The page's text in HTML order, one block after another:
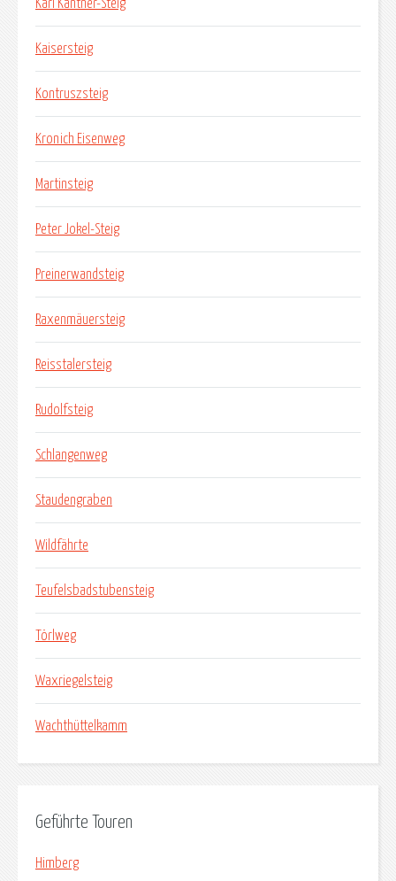
Karl Kantner-Steig
Kaisersteig
Kontruszsteig
Kronich Eisenweg
Martinsteig
Peter Jokel-Steig
Preinerwandsteig
Raxenmäuersteig
Reisstalersteig
Rudolfsteig
Schlangenweg
Staudengraben
Wildfährte
Teufelsbadstubensteig
Törlweg
Waxriegelsteig
Wachthüttelkamm
Geführte Touren
Himberg